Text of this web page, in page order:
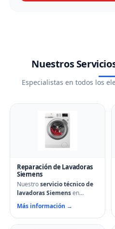
Nuestros
Especialistas en todos los
Reparación de Lavadoras
Siemens
Nuestroservicio técnico de
lavadoras Siemensen
Becerril de Campos soluciona
cualquier avería: problemas
de centrifugado, fugas de
Más información →